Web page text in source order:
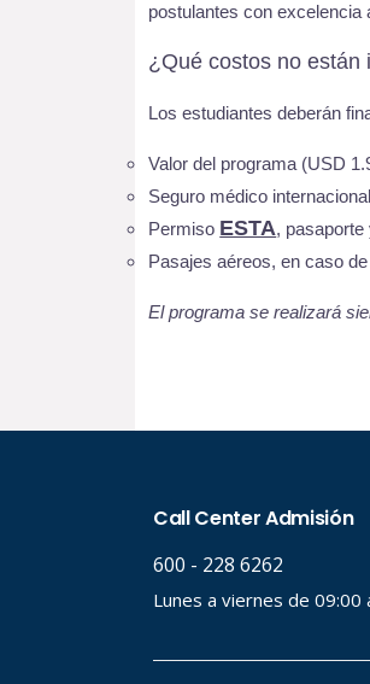
postulantes con excelencia
¿Qué costos no están
Los estudiantes deberán
Valor del programa (USD
Seguro médico
Permiso ESTA,
Pasajes aéreos, en caso
El programa se realizará